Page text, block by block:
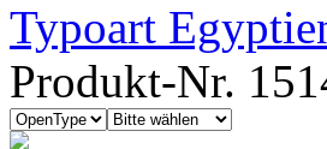
Typoart
Produkt-Nr.